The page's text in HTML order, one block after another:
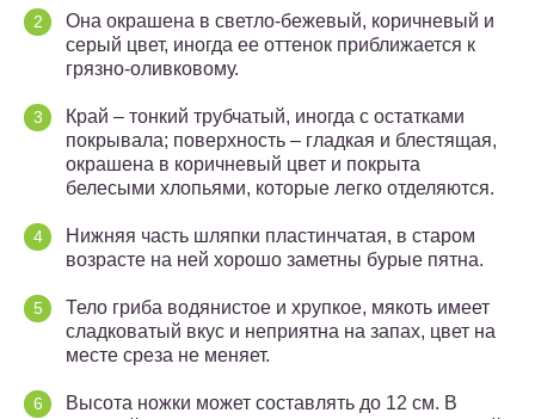
Она окрашена в светло-бежевый, коричневый и
серый цвет, иногда ее оттенок приближается к
грязно-оливковому.
Край – тонкий трубчатый, иногда с остатками
покрывала; поверхность – гладкая и блестящая,
окрашена в коричневый цвет и покрыта
белесыми хлопьями, которые легко отделяются.
Нижняя часть шляпки пластинчатая, в старом
возрасте на ней хорошо заметны бурые пятна.
Тело гриба водянистое и хрупкое, мякоть имеет
сладковатый вкус и неприятна на запах, цвет на
месте среза не меняет.
Высота ножки может составлять до 12 см. В